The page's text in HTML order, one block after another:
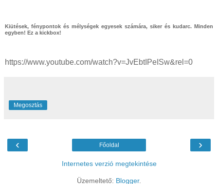
Kiütések, fénypontok és mélységek egyesek számára, siker és kudarc. Minden
egyben! Ez a kickbox!
https://www.youtube.com/watch?v=JvEbtIPeISw&rel=0
Megosztás
‹ ›
Főoldal
Internetes verzió megtekintése
Üzemeltető: Blogger.